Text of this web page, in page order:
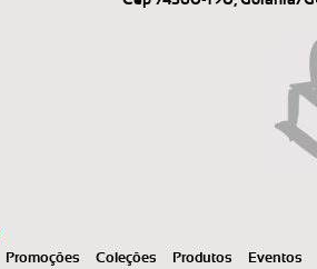
Promoções Coleções Produtos
Eventos